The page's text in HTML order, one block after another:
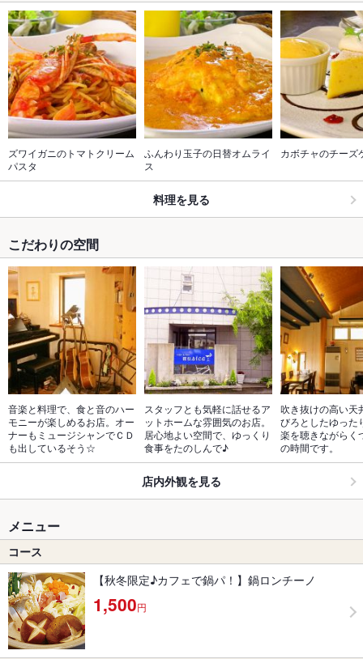
ズワイガニのトマトクリーム
パスタ
ふんわり玉子の日替オムライ
ス
カボチャのチーズ
料理を見る
こだわりの空間
音楽と料理で、食と音のハー
モニーが楽しめるお店。オー
ナーもミュージシャンでＣＤ
も出しているそう☆
スタッフとも気軽に話せるア
ットホームな雰囲気のお店。
居心地よい空間で、ゆっくり
食事をたのしんで♪
吹き抜けの高い天
びろとしたゆった
楽を聴きながらく
の時間です。
店内外観を見る
メニュー
コース
【秋冬限定♪カフェで鍋パ！】鍋ロンチーノ
1,500円